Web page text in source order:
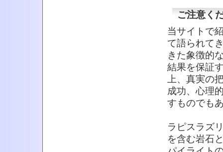
ご注意く
当サイトで
て語られて
きた象徴的
結果を保証
上、真実の
成功、心理
すものでも
ラピスラズ
を含む岩石